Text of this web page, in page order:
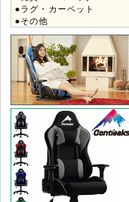
●ラグ・カーペット
●その他